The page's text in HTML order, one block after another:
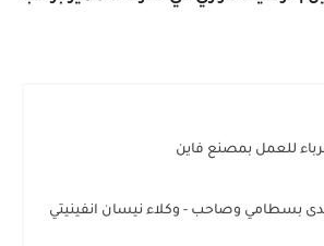
للعمل بمصنع فاين
بسطامي وصاحب - وكلاء نيسان انفينيتي